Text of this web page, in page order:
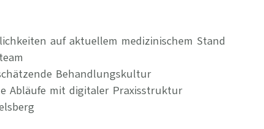
auf aktuellem medizinischem Stand
Behandlungskultur
Abläufe mit digitaler Praxisstruktur